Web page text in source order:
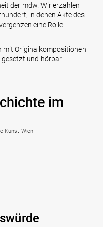
der mdw. Wir erzählen
in denen Akte des
eine Rolle
mit Originalkompositionen
gesetzt und hörbar
im
Kunst Wien